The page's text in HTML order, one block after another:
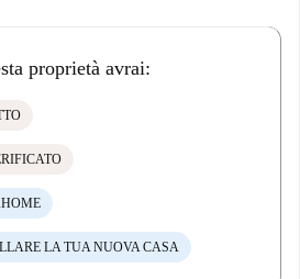
proprietà avrai:
LA TUA NUOVA CASA